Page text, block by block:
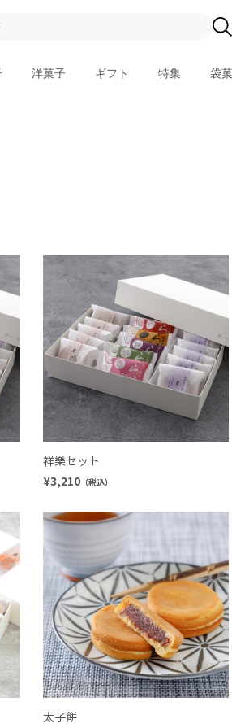
洋菓子 ギフト 特集 袋
祥樂セット
¥3,210 （税込）
太子餅